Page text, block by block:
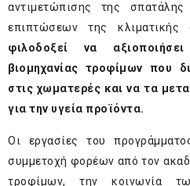
αντιμετώπισης της
επιπτώσεων της κλιματικής
φιλοδοξεί να
βιομηχανίας τροφίμων που
στις χωματερές και να τα
για την υγεία προϊόντα.
Οι εργασίες του
συμμετοχή φορέων από τον
τροφίμων, την κοινωνία